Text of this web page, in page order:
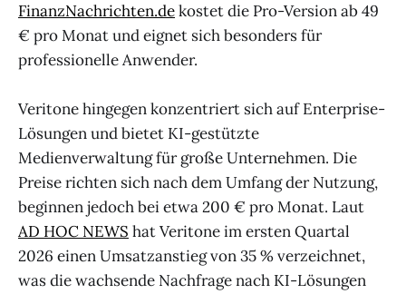
FinanzNachrichten.dekostet die Pro-Version ab 49
€ pro Monat und eignet sich besonders für
professionelle Anwender.
Veritone hingegen konzentriert sich auf Enterprise-
Lösungen und bietet KI-gestützte
Medienverwaltung für große Unternehmen. Die
Preise richten sich nach dem Umfang der Nutzung,
beginnen jedoch bei etwa 200 € pro Monat. Laut
AD HOC NEWS hat Veritone im ersten Quartal
2026 einen Umsatzanstieg von 35 % verzeichnet,
was die wachsende Nachfrage nach KI-Lösungen